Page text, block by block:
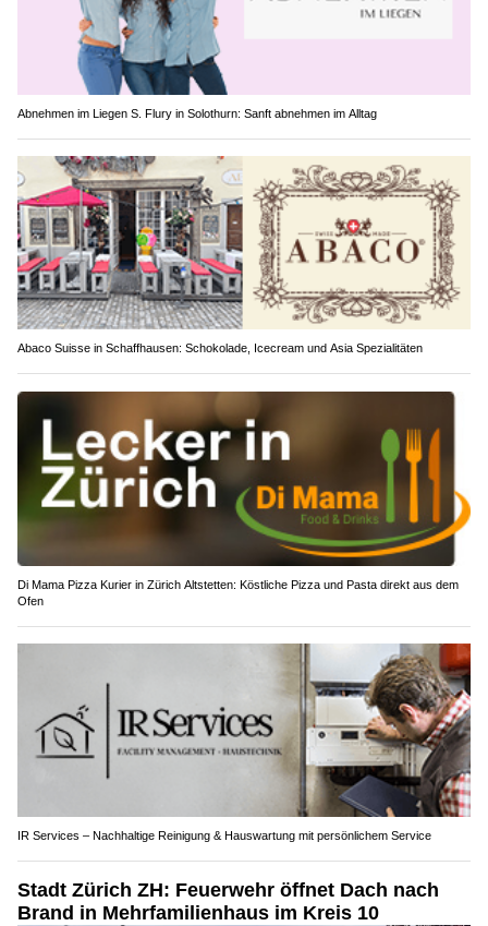
Abnehmen im Liegen S. Flury in Solothurn: Sanft abnehmen im Alltag
Abaco Suisse in Schaffhausen: Schokolade, Icecream und Asia Spezialitäten
Di Mama Pizza Kurier in Zürich Altstetten: Köstliche Pizza und Pasta direkt aus dem
Ofen
IR Services – Nachhaltige Reinigung & Hauswartung mit persönlichem Service
Stadt Zürich ZH: Feuerwehr öffnet Dach nach
Brand in Mehrfamilienhaus im Kreis 10